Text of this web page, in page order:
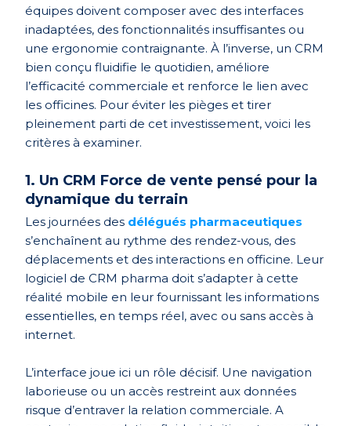
équipes doivent composer avec des interfaces
inadaptées, des fonctionnalités insuffisantes ou
une ergonomie contraignante. À l’inverse, un CRM
bien conçu fluidifie le quotidien, améliore
l’efficacité commerciale et renforce le lien avec
les officines. Pour éviter les pièges et tirer
pleinement parti de cet investissement, voici les
critères à examiner.
1. Un CRM Force de vente pensé pour la
dynamique du terrain
Les journées des délégués pharmaceutiques
s’enchaînent au rythme des rendez-vous, des
déplacements et des interactions en officine. Leur
logiciel de CRM pharma doit s’adapter à cette
réalité mobile en leur fournissant les informations
essentielles, en temps réel, avec ou sans accès à
internet.
L’interface joue ici un rôle décisif. Une navigation
laborieuse ou un accès restreint aux données
risque d’entraver la relation commerciale. A